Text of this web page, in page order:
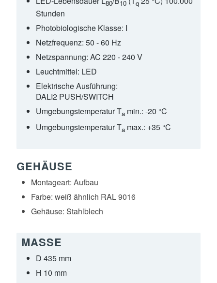
80 10 q
Stunden
Photobiologische Klasse: I
Netzfrequenz: 50 - 60 Hz
Netzspannung: AC 220 - 240 V
Leuchtmittel: LED
Elektrische Ausführung:
DALI2 PUSH/SWITCH
Umgebungstemperatur Tamin.: -20 °C
Umgebungstemperatur Tamax.: +35 °C
GEHÄUSE
Montageart: Aufbau
Farbe: weiß ähnlich RAL 9016
Gehäuse: Stahlblech
MASSE
D 435 mm
H 10 mm